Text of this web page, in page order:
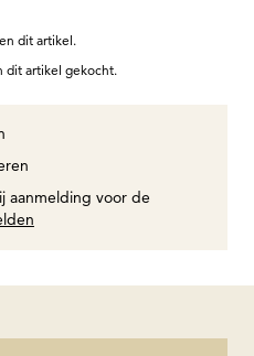
dit artikel.
dit artikel gekocht.
aanmelding voor de